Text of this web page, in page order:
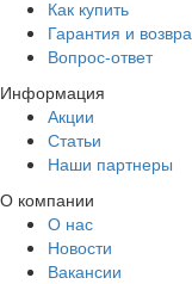
Как купить
Гарантия и
Вопрос-ответ
Информация
Акции
Статьи
Наши партнеры
О компании
О нас
Новости
Вакансии